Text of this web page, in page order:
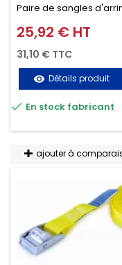
Paire de sangles
crochet en 2 parties
d'utilisation. Permet
vos chargements
très résistante aux UV
n'absorbe pas l'eau.
Prix
25,92 € HT
31,10 € TTC
visibility Détails produit
 En stock fabricant
ajouter à